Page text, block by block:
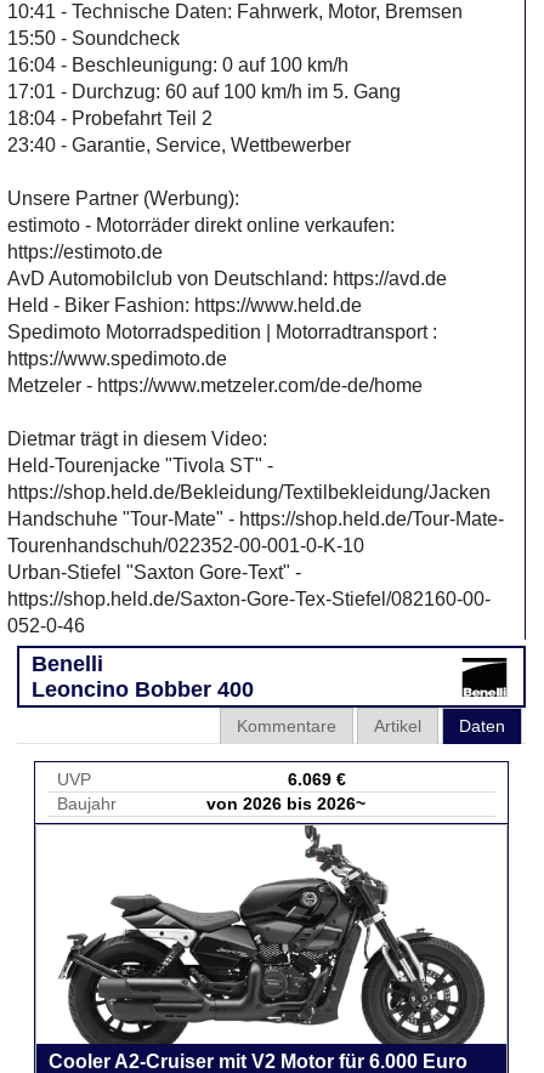
10:41 - Technische Daten: Fahrwerk, Motor, Bremsen
15:50 - Soundcheck
16:04 - Beschleunigung: 0 auf 100 km/h
17:01 - Durchzug: 60 auf 100 km/h im 5. Gang
18:04 - Probefahrt Teil 2
23:40 - Garantie, Service, Wettbewerber
Unsere Partner (Werbung):
estimoto - Motorräder direkt online verkaufen:
https://estimoto.de
AvD Automobilclub von Deutschland: https://avd.de
Held - Biker Fashion: https://www.held.de
Spedimoto Motorradspedition | Motorradtransport :
https://www.spedimoto.de
Metzeler - https://www.metzeler.com/de-de/home
Dietmar trägt in diesem Video:
Held-Tourenjacke "Tivola ST" -
https://shop.held.de/Bekleidung/Textilbekleidung/Jacken
Handschuhe "Tour-Mate" - https://shop.held.de/Tour-Mate-
Tourenhandschuh/022352-00-001-0-K-10
Urban-Stiefel "Saxton Gore-Text" -
https://shop.held.de/Saxton-Gore-Tex-Stiefel/082160-00-
052-0-46
Benelli
Leoncino Bobber 400
Daten
Artikel
Kommentare
UVP
6.069 €
Baujahr
von 2026 bis 2026~
Cooler A2-Cruiser mit V2 Motor für 6.000 Euro